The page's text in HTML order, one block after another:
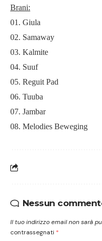
Brani:
01. Giula
02. Samaway
03. Kalmite
04. Suuf
05. Reguit Pad
06. Tuuba
07. Jambar
08. Melodies Beweging
Nessun
Il tuo indirizzo email non sarà
contrassegnati *